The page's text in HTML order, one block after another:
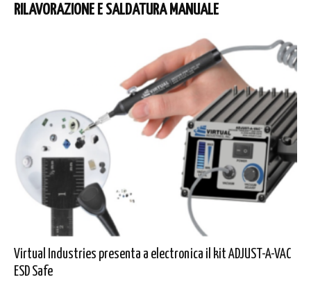
RILAVORAZIONE E SALDATURA MANUALE
Virtual Industries presenta a electronica il kit ADJUST-A-VAC
ESD Safe